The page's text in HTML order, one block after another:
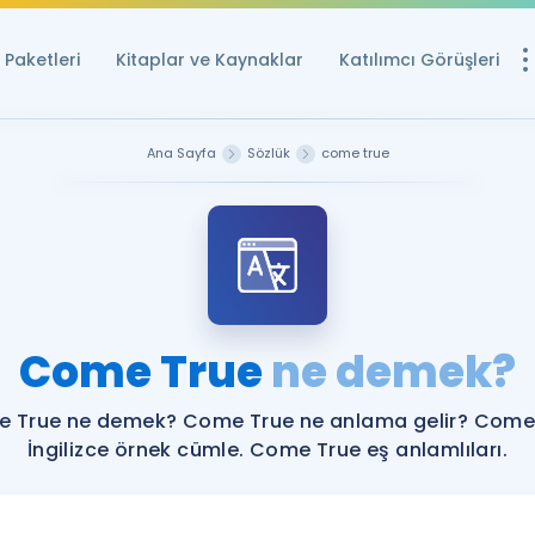
Paketleri Kitaplar ve Kaynaklar Katılımcı Görüşleri
YDS ve YÖKDİL
YDS ve YÖKDİL'e
Tüm ÖSYM
Ana Sayfa Sözlük come true
Come Truene demek?
True ne demek? Come True ne anlama gelir?
İngilizce örnek cümle. Come True eş anlamlıları.